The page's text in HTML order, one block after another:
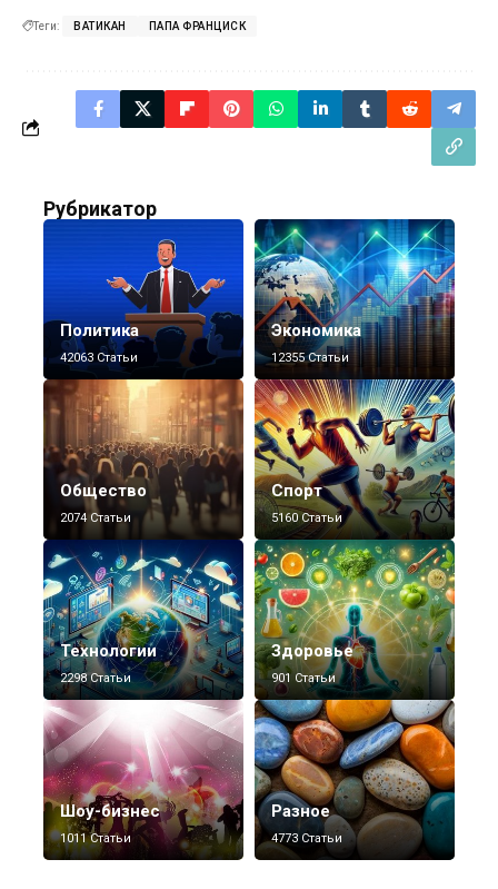
Теги: ВАТИКАН ПАПА ФРАНЦИСК
Рубрикатор
Политика
42063 Статьи
Экономика
12355 Статьи
Общество
2074 Статьи
Спорт
5160 Статьи
Технологии
2298 Статьи
Здоровье
901 Статьи
Шоу-бизнес
1011 Статьи
Разное
4773 Статьи